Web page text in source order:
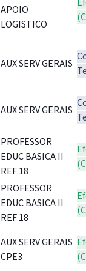
APOIO
LOGISTICO
AUX SERV GERAIS
AUX SERV GERAIS
PROFESSOR
EDUC BASICA II
REF 18
PROFESSOR
EDUC BASICA II
REF 18
AUX SERV GERAIS
CPE3